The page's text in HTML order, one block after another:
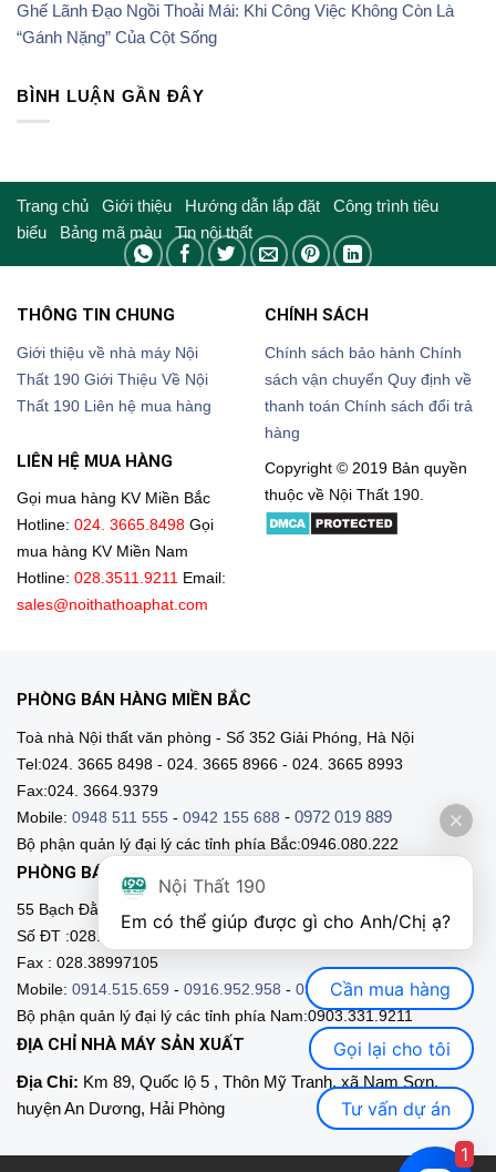
Ghế Lãnh Đạo Ngồi Thoải Mái: Khi Công Việc Không Còn Là
“Gánh Nặng” Của Cột Sống
BÌNH LUẬN GẦN ĐÂY
Trang chủ Giới thiệu Hướng dẫn lắp đặt Công trình tiêu
biểu
Bảng mã màu Tin nội thất
THÔNG TIN CHUNG
Giới thiệu về nhà máy Nội
Thất 190 Giới Thiệu Về Nội
Thất 190
Liên hệ mua hàng
CHÍNH SÁCH
Chính sách bảo hành Chính
sách vận chuyển Quy định về
thanh toán Chính sách đổi trả
hàng
LIÊN HỆ MUA HÀNG
Gọi mua hàng KV Miền Bắc
Hotline: 024. 3665.8498 Gọi
mua hàng KV Miền Nam
Hotline: 028.3511.9211 Email:
sales@noithathoaphat.com
Copyright © 2019 Bản quyền
thuộc về Nội Thất 190.
PHÒNG BÁN HÀNG MIỀN BẮC
Toà nhà Nội thất văn phòng - Số 352 Giải Phóng, Hà Nội
Tel:024. 3665 8498 - 024. 3665 8966 - 024. 3665 8993
Fax:024. 3664.9379
Mobile: 0948 511 555 - 0942 155 688 - 0972 019 889
Bộ phận quản lý đại lý các tỉnh phía Bắc:0946.080.222
PHÒNG BÁN HÀNG MIỀN NAM
55 Bạch Đằng, Phường 15, Q. Bình Thạnh, HCM
Số ĐT :028.3511 9211 - 028.3511.9212
Fax : 028.38997105
Mobile: 0914.515.659 - 0916.952.958 - 0903.331.921
Bộ phận quản lý đại lý các tỉnh phía Nam:0903.331.9211
ĐỊA CHỈ NHÀ MÁY SẢN XUẤT
Địa Chỉ: Km 89, Quốc lộ 5 , Thôn Mỹ Tranh, xã Nam Sơn,
huyện An Dương, Hải Phòng
Nội Thất 190
Cần mua hàng
Gọi lại cho tôi
Tư vấn dự án
1